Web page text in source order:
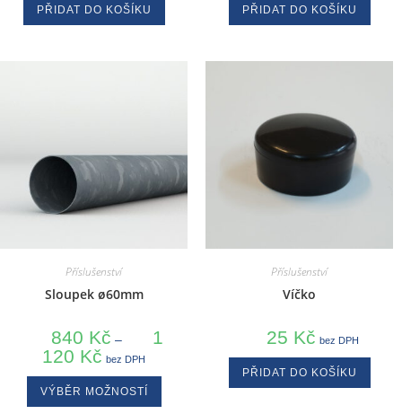
PŘIDAT DO KOŠÍKU PŘIDAT DO KOŠÍKU
Příslušenství
Sloupek ø60mm
840 Kč –
1
120 Kč bez DPH
VÝBĚR MOŽNOSTÍ
Příslušenství
Víčko
25 Kč bez DPH
PŘIDAT DO KOŠÍKU